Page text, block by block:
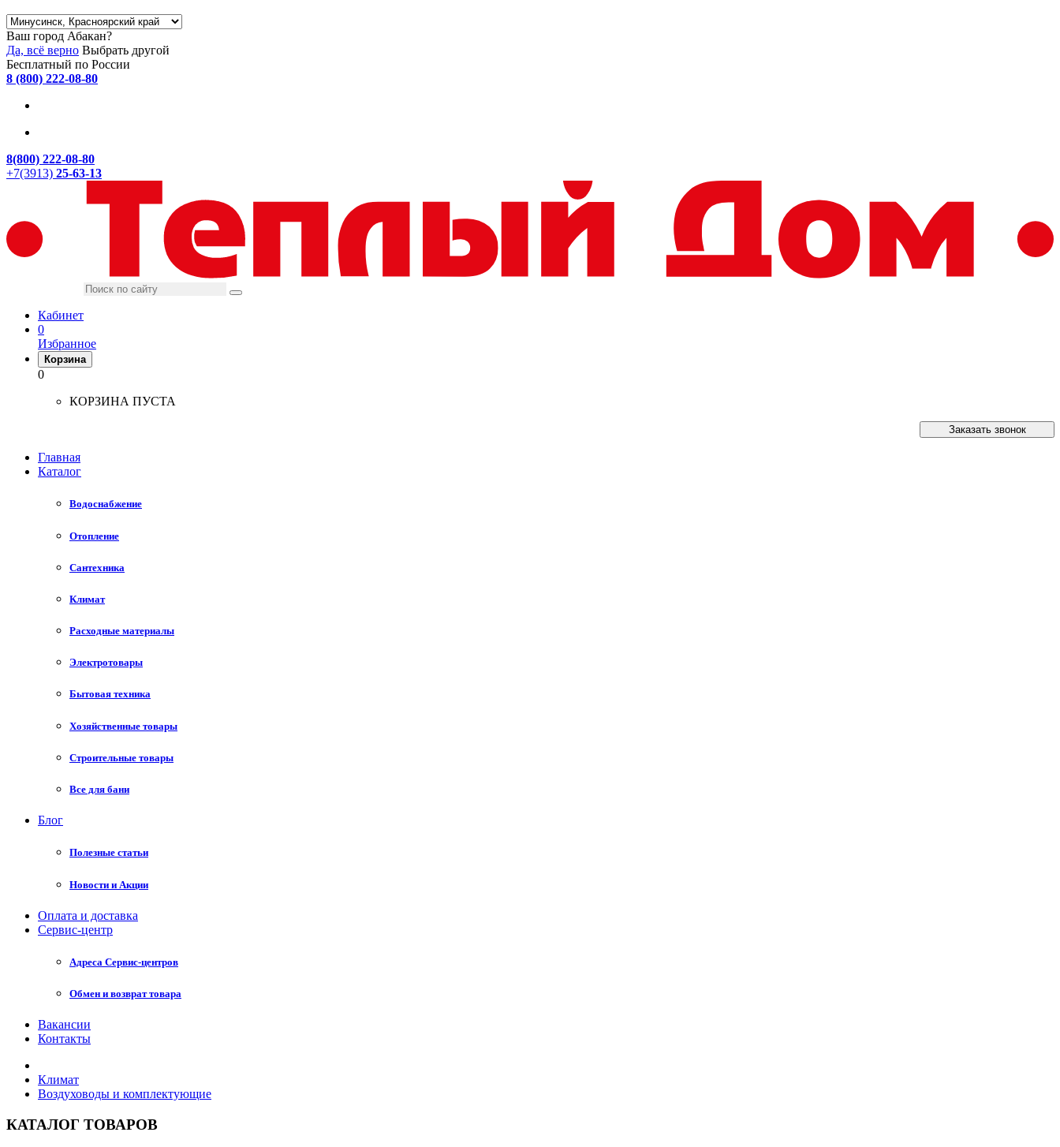
Ваш город Абакан?
Да, всё верно Выбрать другой
Бесплатный по России
8 (800) 222-08-80
8(800) 222-08-80
+7(3913) 25-63-13
Кабинет
0
Избранное
Корзина
0
КОРЗИНА ПУСТА
Заказать звонок
Главная
Каталог
Водоснабжение
Отопление
Сантехника
Климат
Расходные материалы
Электротовары
Бытовая техника
Хозяйственные товары
Строительные товары
Все для бани
Блог
Полезные статьи
Новости и Акции
Оплата и доставка
Сервис-центр
Адреса Сервис-центров
Обмен и возврат товара
Вакансии
Контакты
Климат
Воздуховоды и комплектующие
КАТАЛОГ ТОВАРОВ